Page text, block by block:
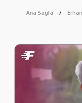
Ana Sayfa